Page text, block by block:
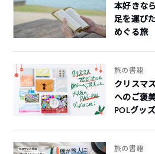
本好きな
足を運び
めぐる旅
旅の書籍
クリスマ
へのご褒
POLグッ
旅の書籍